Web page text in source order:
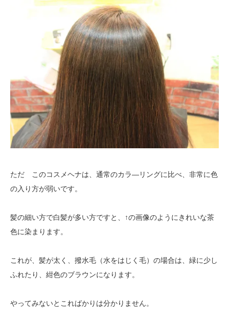
ただ このコスメヘナは、通常のカラ―リングに比べ、非常に色
の入り方が弱いです。
髪の細い方で白髪が多い方ですと、↑の画像のようにきれいな茶
色に染まります。
これが、髪が太く、撥水毛（水をはじく毛）の場合は、緑に少し
ふれたり、紺色のブラウンになります。
やってみないとこればかりは分かりません。